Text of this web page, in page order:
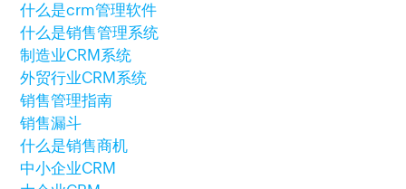
什么是crm管理软件
什么是销售管理系统
制造业CRM系统
外贸行业CRM系统
销售管理指南
销售漏斗
什么是销售商机
中小企业CRM